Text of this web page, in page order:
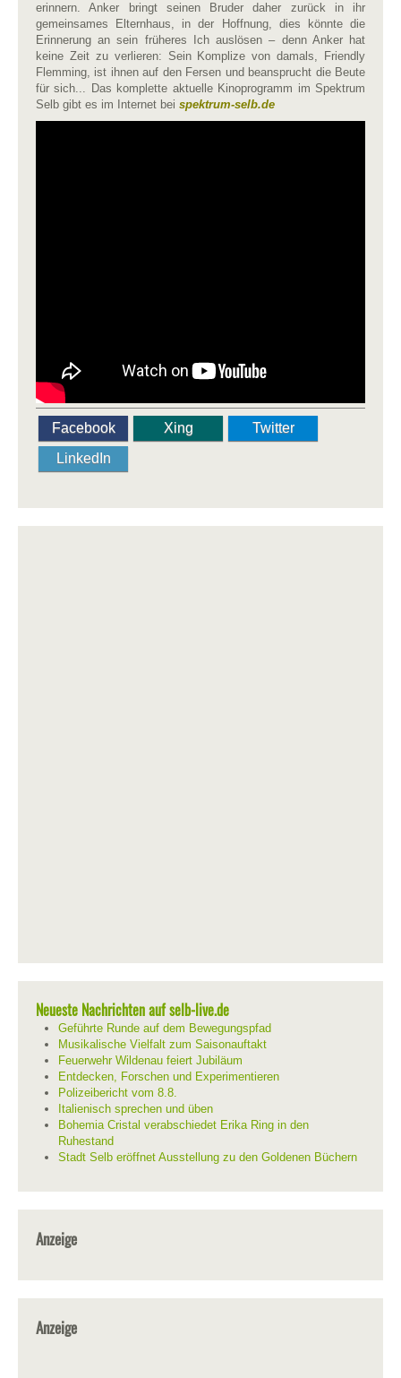
erinnern. Anker bringt seinen Bruder daher zurück in ihr
gemeinsames Elternhaus, in der Hoffnung, dies könnte die
Erinnerung an sein früheres Ich auslösen – denn Anker hat
keine Zeit zu verlieren: Sein Komplize von damals, Friendly
Flemming, ist ihnen auf den Fersen und beansprucht die Beute
für sich... Das komplette aktuelle Kinoprogramm im Spektrum
Selb gibt es im Internet bei spektrum-selb.de
Facebook Xing
Twitter
LinkedIn
Neueste Nachrichten auf selb-live.de
Geführte Runde auf dem Bewegungspfad
Musikalische Vielfalt zum Saisonauftakt
Feuerwehr Wildenau feiert Jubiläum
Entdecken, Forschen und Experimentieren
Polizeibericht vom 8.8.
Italienisch sprechen und üben
Bohemia Cristal verabschiedet Erika Ring in den
Ruhestand
Stadt Selb eröffnet Ausstellung zu den Goldenen Büchern
Anzeige
Anzeige